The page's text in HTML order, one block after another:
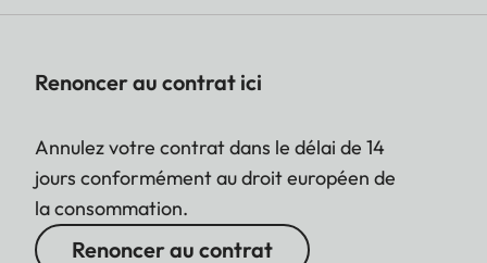
Renoncer au contrat ici
Annulez votre contrat dans le délai de 14
jours conformément au droit européen de
la consommation.
Renoncer au contrat